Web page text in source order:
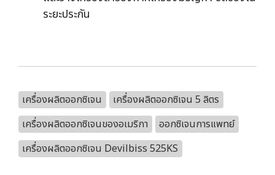
ระยะประกัน
เครื่องผลิตออกซิเจน
เครื่องผลิตออกซิเจน 5 ลิตร
เครื่องผลิตออกซิเจนของอเมริกา
ออกซิเจนการแพทย์
เครื่องผลิตออกซิเจน Devilbiss 525KS